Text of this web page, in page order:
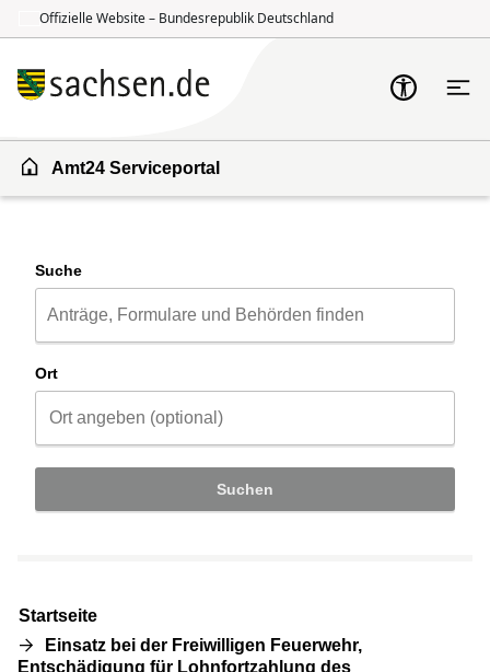
Offizielle Website – Bundesrepublik Deutschland
Amt24 Serviceportal
Suche
Ort
Suchen
Startseite
Einsatz bei der Freiwilligen Feuerwehr,
Entschädigung für Lohnfortzahlung des